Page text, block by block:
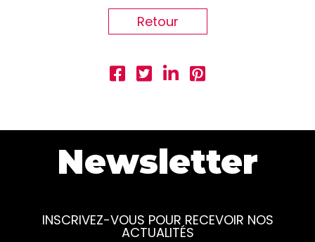
Retour
Newsletter
INSCRIVEZ-VOUS POUR RECEVOIR NOS
ACTUALITÉS